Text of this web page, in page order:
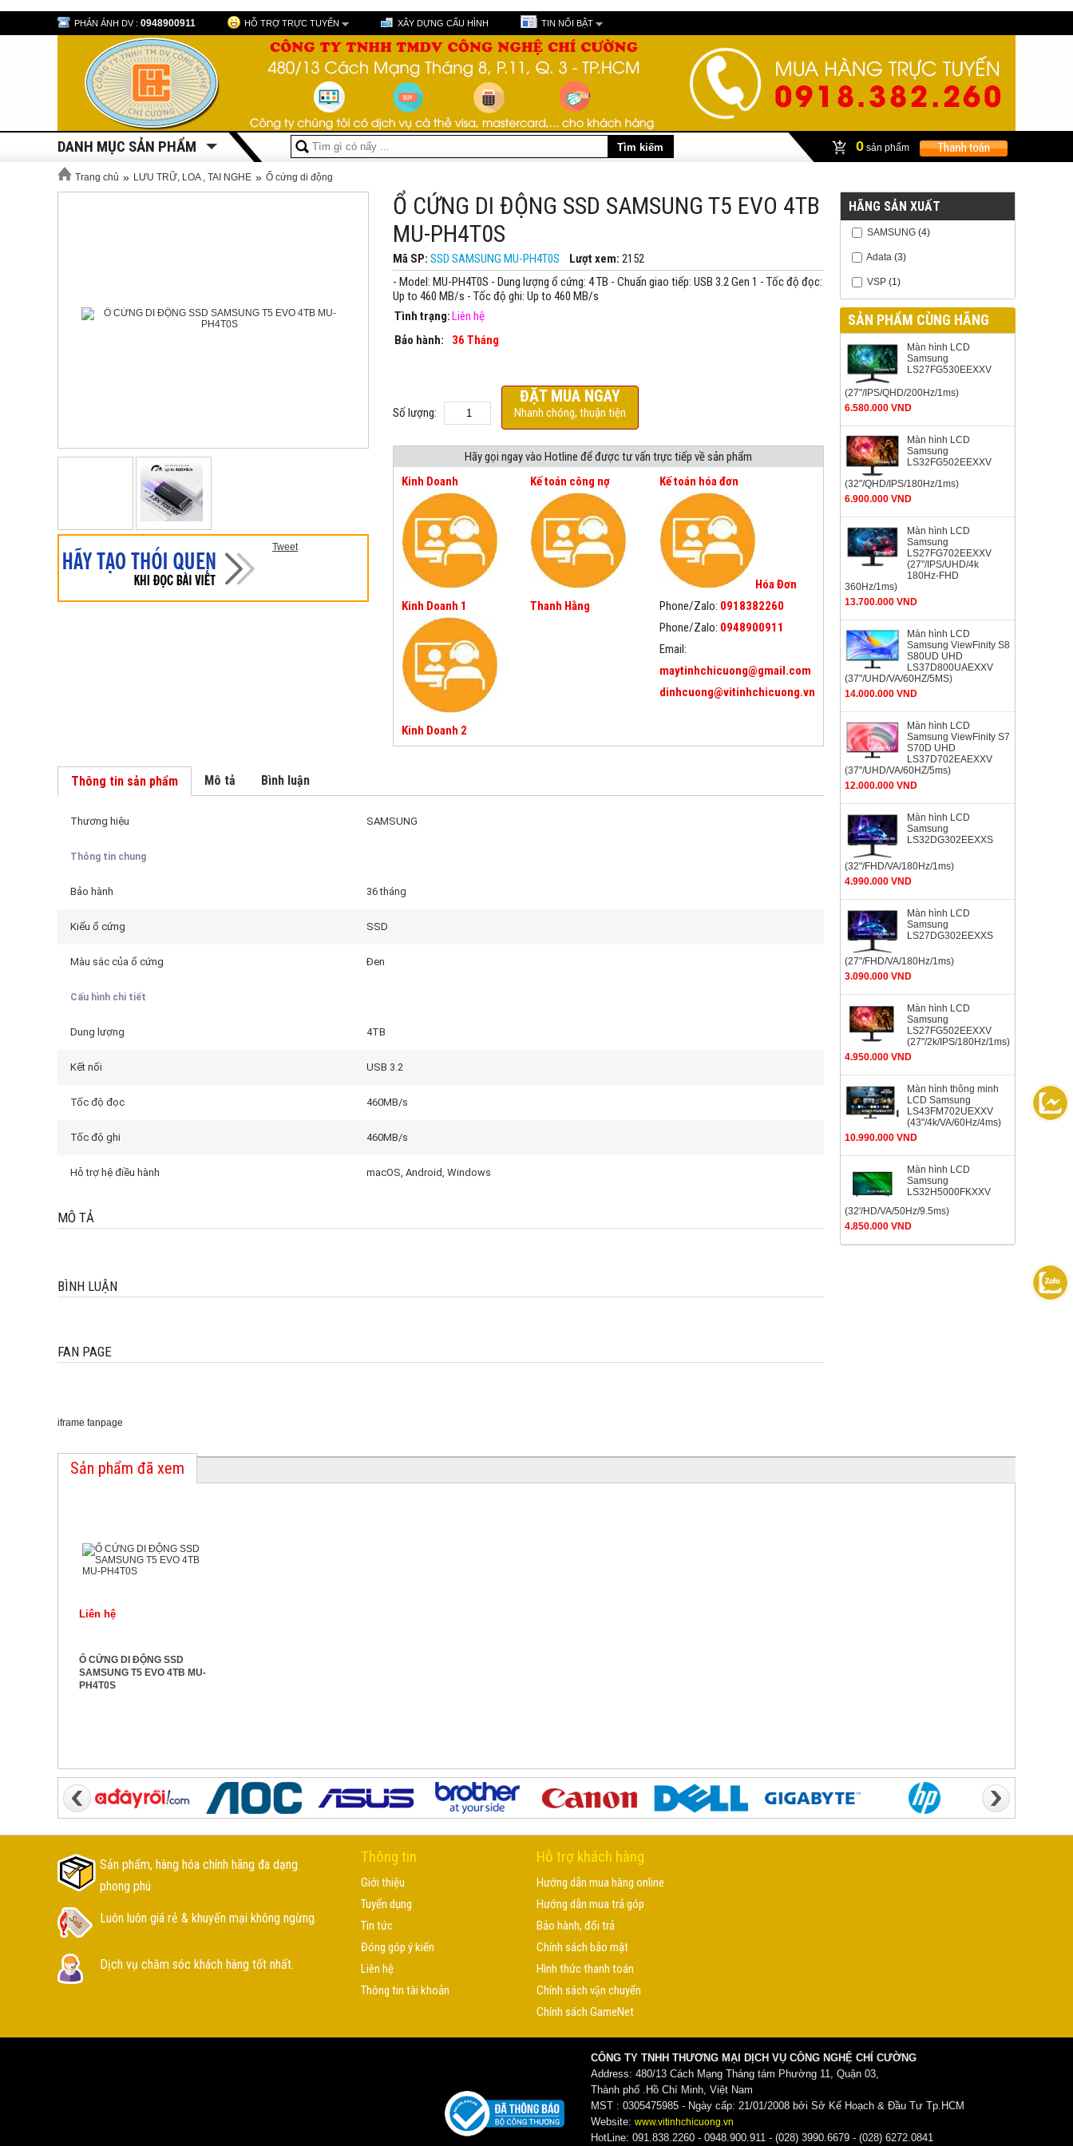
PHẢN ÁNH DV : 0948900911 HỖ TRỢ TRỰC TUYẾN XÂY DỰNG CẤU HÌNH TIN NỔI BẬT
DANH MỤC SẢN PHẨM 0 sản phẩm
Trang chủ » LƯU TRỮ, LOA , TAI NGHE » Ổ cứng di động
Tweet
Ổ CỨNG DI ĐỘNG SSD SAMSUNG T5 EVO 4TB
MU-PH4T0S
Mã SP: SSD SAMSUNG MU-PH4T0S Lượt xem: 2152
- Model: MU-PH4T0S - Dung lượng ổ cứng: 4 TB - Chuẩn giao tiếp: USB 3.2 Gen 1 - Tốc độ đọc:
Up to 460 MB/s - Tốc độ ghi: Up to 460 MB/s
Tình trạng:Liên hệ
Bảo hành:
36 Tháng
Số lượng:
ĐẶT MUA NGAY
Nhanh chóng, thuận tiện
Hãy gọi ngay vào Hotline để được tư vấn trực tiếp về sản phẩm
Kinh Doanh
Kinh Doanh 1
Kinh Doanh 2
Kế toán công nợ
Thanh Hằng
Kế toán hóa đơn
Hóa Đơn
Phone/Zalo: 0918382260
Phone/Zalo: 0948900911
Email:
maytinhchicuong@gmail.com
dinhcuong@vitinhchicuong.vn
Thông tin sản phẩm Mô tả Bình luận
Thương hiệu SAMSUNG
Thông tin chung
Bảo hành 36 tháng
Kiểu ổ cứng SSD
Màu sắc của ổ cứng Đen
Cấu hình chi tiết
Dung lượng 4TB
Kết nối USB 3.2
Tốc độ đọc 460MB/s
Tốc độ ghi 460MB/s
Hỗ trợ hệ điều hành macOS, Android, Windows
MÔ TẢ
BÌNH LUẬN
FAN PAGE
iframe fanpage
HÃNG SẢN XUẤT
SAMSUNG (4)
Adata (3)
VSP (1)
SẢN PHẨM CÙNG HÃNG
Màn hình LCD
Samsung
LS27FG530EEXXV
(27"/IPS/QHD/200Hz/1ms)
6.580.000 VND
Màn hình LCD
Samsung
LS32FG502EEXXV
(32"/QHD/IPS/180Hz/1ms)
6.900.000 VND
Màn hình LCD
Samsung
LS27FG702EEXXV
(27"/IPS/UHD/4k
180Hz-FHD
360Hz/1ms)
13.700.000 VND
Màn hình LCD
Samsung ViewFinity S8
S80UD UHD
LS37D800UAEXXV
(37"/UHD/VA/60HZ/5MS)
14.000.000 VND
Màn hình LCD
Samsung ViewFinity S7
S70D UHD
LS37D702EAEXXV
(37"/UHD/VA/60HZ/5ms)
12.000.000 VND
Màn hình LCD
Samsung
LS32DG302EEXXS
(32"/FHD/VA/180Hz/1ms)
4.990.000 VND
Màn hình LCD
Samsung
LS27DG302EEXXS
(27"/FHD/VA/180Hz/1ms)
3.090.000 VND
Màn hình LCD
Samsung
LS27FG502EEXXV
(27"/2k/IPS/180Hz/1ms)
4.950.000 VND
Màn hình thông minh
LCD Samsung
LS43FM702UEXXV
(43"/4k/VA/60Hz/4ms)
10.990.000 VND
Màn hình LCD
Samsung
LS32H5000FKXXV
(32'/HD/VA/50Hz/9.5ms)
4.850.000 VND
Sản phẩm đã xem
Liên hệ
Ổ CỨNG DI ĐỘNG SSD
SAMSUNG T5 EVO 4TB MU-
PH4T0S
Sản phẩm, hàng hóa chính hãng đa dạng
phong phú
Luôn luôn giá rẻ & khuyến mại không ngừng.
Dịch vụ chăm sóc khách hàng tốt nhất.
Thông tin
Giới thiệu
Tuyển dụng
Tin tức
Đóng góp ý kiến
Liên hệ
Thông tin tài khoản
Hỗ trợ khách hàng
Hướng dẫn mua hàng online
Hướng dẫn mua trả góp
Bảo hành, đổi trả
Chính sách bảo mật
Hình thức thanh toán
Chính sách vận chuyển
Chính sách GameNet
CÔNG TY TNHH THƯƠNG MẠI DỊCH VỤ CÔNG NGHỆ CHÍ CƯỜNG
Address: 480/13 Cách Mạng Tháng tám Phường 11, Quận 03,
Thành phố .Hồ Chí Minh, Việt Nam
MST : 0305475985 - Ngày cấp: 21/01/2008 bởi Sở Kế Hoạch & Đầu Tư Tp.HCM
Website: www.vitinhchicuong.vn
HotLine: 091.838.2260 - 0948.900.911 - (028) 3990.6679 - (028) 6272.0841